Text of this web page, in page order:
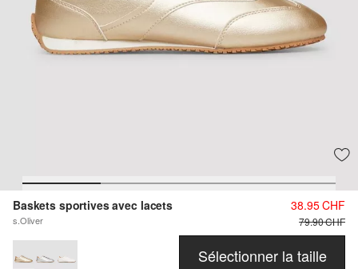
Baskets sportives avec lacets
s.Oliver
38.95 CHF
79.90 CHF
Sélectionner la taille